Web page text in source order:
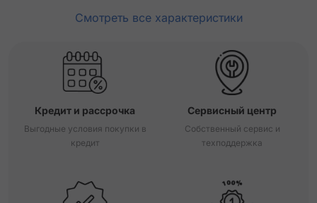
Смотреть все характеристики
Кредит и рассрочка
Выгодные условия покупки в
кредит
Сервисный центр
Собственный сервис и
техподдержка